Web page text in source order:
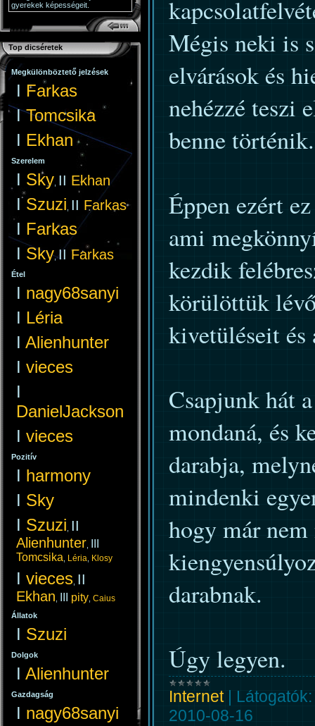
gyerekek képességeit.
Top dicséretek
Megkülönböztető jelzések
I Farkas
ITomcsika
I Ekhan
Szerelem
I Sky II Ekhan
ISzuzi II Farkas
I Farkas
I Sky,II Farkas
Étel
I nagy68sanyi
I Léria
I Alienhunter
I vieces
I
DanielJackson
I vieces
Pozitív
I harmony
I Sky
I Szuzi II
Alienhunter
Tomcsika
Léria Klosy
I vieces II
Ekhan
pity Caius
Állatok
I Szuzi
Dolgok
I Alienhunter
Gazdagság
I nagy68sanyi
Mégis neki is
elvárások és
nehézzé teszi
benne történik.
Éppen ezért
ami
kezdik
körülöttük
kivetüléseit
Csapjunk hát
mondaná, és
darabja,
mindenki
hogy már
darabnak.
Úgy legyen.
Internet| Látogatók:
2010-08-16